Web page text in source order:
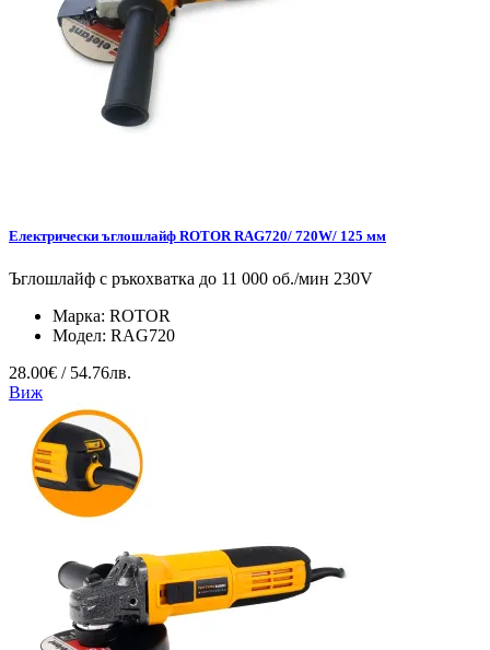
Електрически ъглошлайф ROTOR RAG720/ 720W/ 125 мм
Ъглошлайф с ръкохватка до 11 000 об./мин 230V
Марка: ROTOR
Модел: RAG720
28.00€ / 54.76лв.
Виж